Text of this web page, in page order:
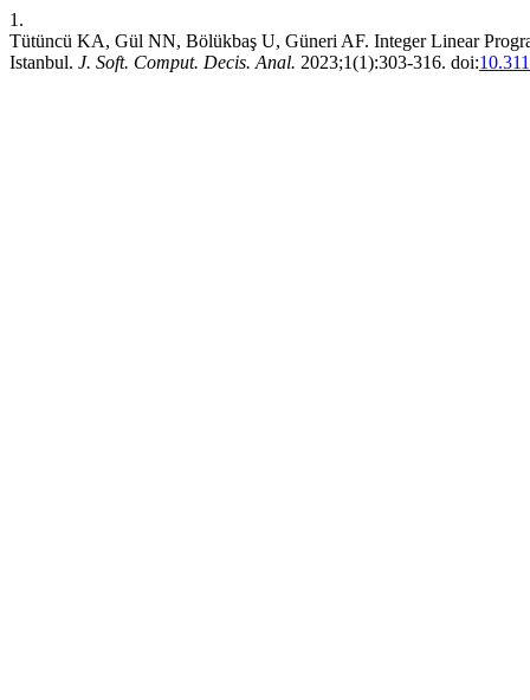
1.
Tütüncü KA, Gül NN, Bölükbaş U, Güneri AF. Integer Linear
Istanbul. J. Soft. Comput. Decis. Anal. 2023;1(1):303-316. doi: